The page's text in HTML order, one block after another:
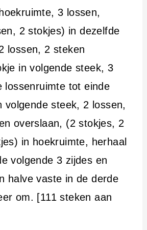
3 lossen,
2 stokjes) in dezelfde
lossen, 2 steken
in volgende steek, 3
lossenruimte tot einde
volgende steek, 2 lossen,
overslaan, (2 stokjes, 2
in hoekruimte, herhaal
volgende 3 zijdes en
halve vaste in de derde
om. [111 steken aan